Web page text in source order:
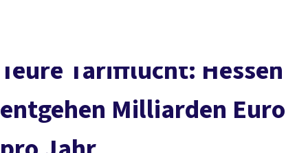
Service
Mitmachen
Teure Tarifflucht: Hessen
entgehen Milliarden Euro